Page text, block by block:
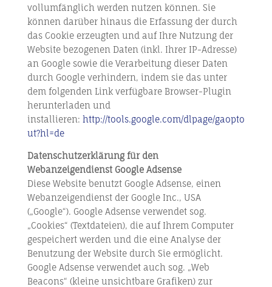
vollumfänglich werden nutzen können. Sie
können darüber hinaus die Erfassung der durch
das Cookie erzeugten und auf Ihre Nutzung der
Website bezogenen Daten (inkl. Ihrer IP-Adresse)
an Google sowie die Verarbeitung dieser Daten
durch Google verhindern, indem sie das unter
dem folgenden Link verfügbare Browser-Plugin
herunterladen und
installieren: http://tools.google.com/dlpage/gaopto
ut?hl=de
Datenschutzerklärung für den
Webanzeigendienst Google Adsense
Diese Website benutzt Google Adsense, einen
Webanzeigendienst der Google Inc., USA
(„Google“). Google Adsense verwendet sog.
„Cookies“ (Textdateien), die auf Ihrem Computer
gespeichert werden und die eine Analyse der
Benutzung der Website durch Sie ermöglicht.
Google Adsense verwendet auch sog. „Web
Beacons“ (kleine unsichtbare Grafiken) zur